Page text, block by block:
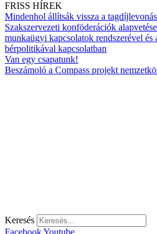
FRISS HÍREK
Mindenhol állítsák vissza a
Szakszervezeti konföderációk
munkaügyi kapcsolatok rendszerével és
bérpolitikával kapcsolatban
Van egy csapatunk!
Beszámoló a Compass projekt
Keresés